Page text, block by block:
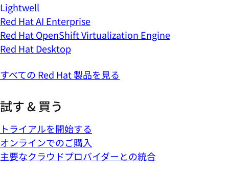
Lightwell
Red Hat AI Enterprise
Red Hat OpenShift Virtualization Engine
Red Hat Desktop
すべての Red Hat 製品を見る
試す & 買う
トライアルを開始する
オンラインでのご購入
主要なクラウドプロバイダーとの統合